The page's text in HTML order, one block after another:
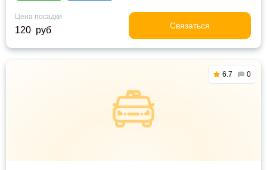
Цена посадки
120 руб Связаться
6.7 0